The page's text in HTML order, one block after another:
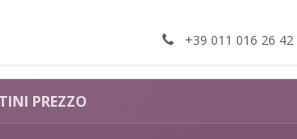
+39 011 016 26 42
PREZZO